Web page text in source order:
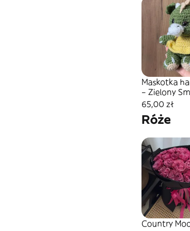
Maskotka
– Zielony
sukience
65,00 zł
Róże
Country